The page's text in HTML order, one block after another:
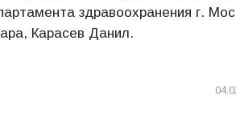
здравоохранения г.
Карасев Данил.